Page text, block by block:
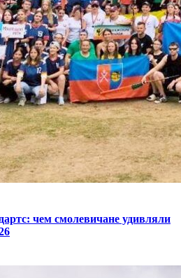
чем смолевичане удивляли